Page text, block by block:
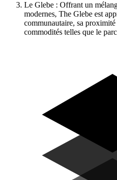
Le Glebe : Offrant un
modernes, The Glebe est
communautaire, sa
commodités telles que le